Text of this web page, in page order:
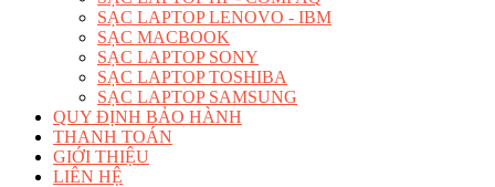
SẠC LAPTOP LENOVO - IBM
SẠC MACBOOK
SẠC LAPTOP SONY
SẠC LAPTOP TOSHIBA
SẠC LAPTOP SAMSUNG
QUY ĐỊNH BẢO HÀNH
THANH TOÁN
GIỚI THIỆU
LIÊN HỆ